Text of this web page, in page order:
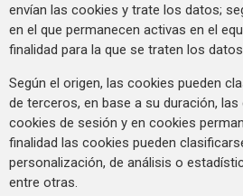
envían las cookies y trate los datos;
en el que permanecen activas en el
finalidad para la que se traten los
Según el origen, las cookies pueden
de terceros, en base a su duración,
cookies de sesión y en cookies
finalidad las cookies pueden
personalización, de análisis o
entre otras.